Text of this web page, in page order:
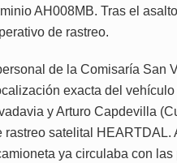
AH008MB. Tras el
de rastreo.
de la Comisaría San
exacta del
y Arturo Capdevilla
satelital HEARTDAL.
ya circulaba con